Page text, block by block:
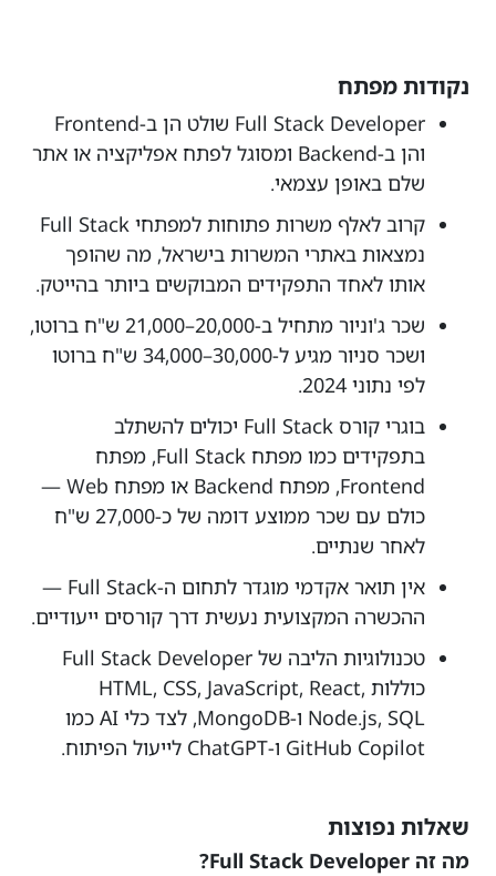
נקודות מפתח
Full Stack Developer שולט הן ב-Frontend
והן ב-Backend ומסוגל לפתח אפליקציה או אתר
שלם באופן עצמאי.
קרוב לאלף משרות פתוחות למפתחי Full Stack
נמצאות באתרי המשרות בישראל, מה שהופך
אותו לאחד התפקידים המבוקשים ביותר בהייטק.
שכר ג'וניור מתחיל ב-20,000–21,000 ש"ח ברוטו,
ושכר סניור מגיע ל-30,000–34,000 ש"ח ברוטו
לפי נתוני 2024.
בוגרי קורס Full Stack יכולים להשתלב
בתפקידים כמו מפתח Full Stack, מפתח
Frontend, מפתח Backend או מפתח Web —
כולם עם שכר ממוצע דומה של כ-27,000 ש"ח
לאחר שנתיים.
אין תואר אקדמי מוגדר לתחום ה-Full Stack —
ההכשרה המקצועית נעשית דרך קורסים ייעודיים.
טכנולוגיות הליבה של Full Stack Developer
כוללות HTML, CSS, JavaScript, React,
Node.js, SQL ו-MongoDB, לצד כלי AI כמו
GitHub Copilot ו-ChatGPT לייעול הפיתוח.
שאלות נפוצות
מה זה Full Stack Developer?